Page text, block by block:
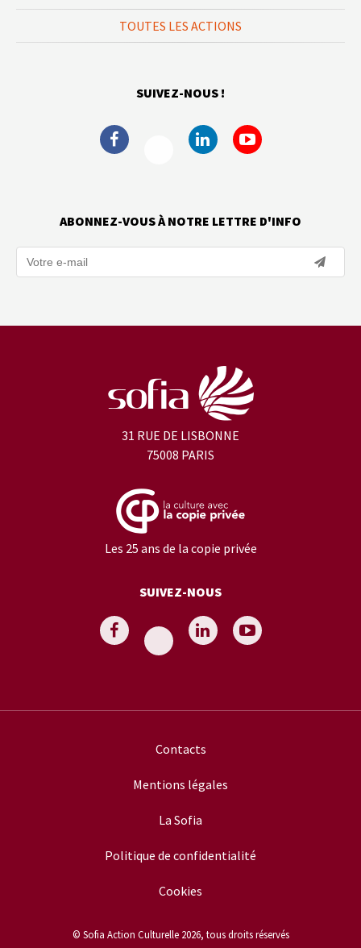
TOUTES LES ACTIONS
SUIVEZ-NOUS !
ABONNEZ-VOUS À NOTRE LETTRE D'INFO
31 RUE DE LISBONNE
75008 PARIS
Les 25 ans de la copie privée
SUIVEZ-NOUS
Contacts
Mentions légales
La Sofia
Politique de confidentialité
Cookies
© Sofia Action Culturelle 2026, tous droits réservés